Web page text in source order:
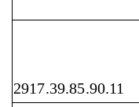
2917.39.85.90.11